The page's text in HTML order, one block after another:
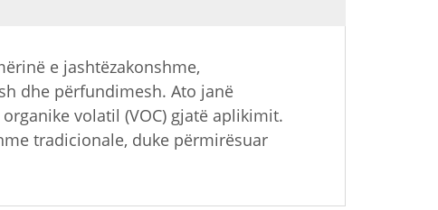
e jashtëzakonshme,
dhe përfundimesh. Ato janë
volatil (VOC) gjatë aplikimit.
tradicionale, duke përmirësuar